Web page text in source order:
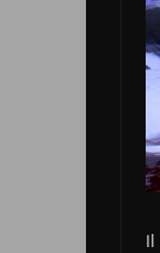
Il